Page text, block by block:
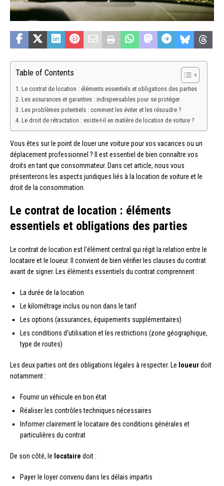
Table of Contents
Le contrat de location : éléments essentiels et obligations des parties
Les assurances et garanties : indispensables pour se protéger
Les problèmes potentiels : comment les éviter et les résoudre ?
Le droit de rétractation : existe-t-il en matière de location de voiture ?
Vous êtes sur le point de louer une voiture pour vos vacances ou un
déplacement professionnel ? Il est essentiel de bien connaître vos
droits en tant que consommateur. Dans cet article, nous vous
présenterons les aspects juridiques liés à la location de voiture et le
droit de la consommation.
Le contrat de location : éléments
essentiels et obligations des parties
Le contrat de location est l’élément central qui régit la relation entre le
locataire et le loueur. Il convient de bien vérifier les clauses du contrat
avant de signer. Les éléments essentiels du contrat comprennent :
La durée de la location
Le kilométrage inclus ou non dans le tarif
Les options (assurances, équipements supplémentaires)
Les conditions d’utilisation et les restrictions (zone géographique,
type de routes)
Les deux parties ont des obligations légales à respecter. Le loueurdoit
notamment :
Fournir un véhicule en bon état
Réaliser les contrôles techniques nécessaires
Informer clairement le locataire des conditions générales et
particulières du contrat
De son côté, le locataire doit :
Payer le loyer convenu dans les délais impartis